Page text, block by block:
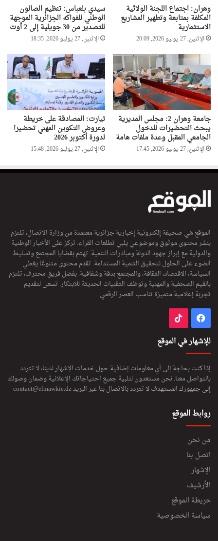
وهران: اجتماع اللجنة الولائية
المكلفة بمتابعة وتطهير المشاريع
الاستثمارية
الإثنين, 27 يوليو 2026, 20:09
سيدي بلعباس: تنظيم الصالون
الوطني للفواكه الجزائرية الموجهة
للتصدير من 30 جويلية إلى 2 أوت
الإثنين, 27 يوليو 2026, 18:35
جامعة وهران 2: مجلس المديرية
يبحث التحضيرات للدخول
الجامعي المقبل وعدة ملفات هامة
الإثنين, 27 يوليو 2026, 17:45
تيارت: المصادقة على خريطة
وعروض التكوين المهني تحضيرا
لدورة أكتوبر 2026
الإثنين, 27 يوليو 2026, 15:48
الموقع هي صحيفة إلكترونية إخبارية جزائرية معتمدة من وزارة الاتصال، تلتزم
بنشر محتوى موثوق وموضوعي يلبي تطلعات القراء. تركز على الأخبار الوطنية
والدولية مع إبراز جهود الدولة ومبادرات التنمية. تهتم بقضايا المجتمع وتسليط
الضوء على الحلول لتحقيق التنمية المستدامة. تقدم محتوى متنوعًا يغطي
السياسة، الاقتصاد، الثقافة، والمجتمع بدقة وشفافية. بفضل فريق محترف، تلتزم
بالقيم الصحفية والمهنية وتوظف التقنيات الحديثة للابتكار. تسعى لتقديم
تجربة إعلامية متميزة تناسب العصر الرقمي.
فيسبوك
للإشهار في الموقع
إذا كنت بحاجة إلى أي معلومات إضافية حول خدمات الإشهار لدينا، لا تتردد
بالتواصل معنا. نحن مستعدون لتلبية جميع احتياجاتك الإعلانية وضمان وصولك
إلى جمهورك المستهدف لا تتردد بالاتصال بنا عبر البريدcontact@elmawkie.dz
روابط الموقع
من نحن
اتصل بنا
الإشهار
الأرشيف
خريطة الموقع
سياسة الخصوصية